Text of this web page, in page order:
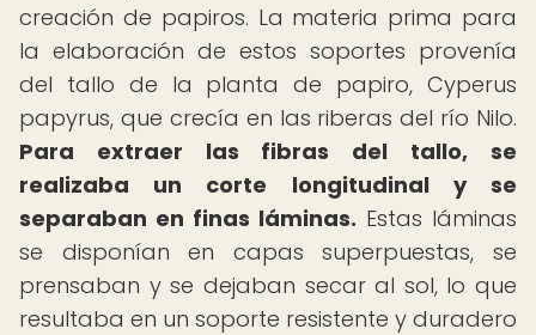
creación de papiros. La materia prima para
la elaboración de estos soportes provenía
del tallo de la planta de papiro, Cyperus
papyrus, que crecía en las riberas del río Nilo.
Para extraer las fibras del tallo, se
realizaba un corte longitudinal y se
separaban en finas láminas. Estas láminas
se disponían en capas superpuestas, se
prensaban y se dejaban secar al sol, lo que
resultaba en un soporte resistente y duradero